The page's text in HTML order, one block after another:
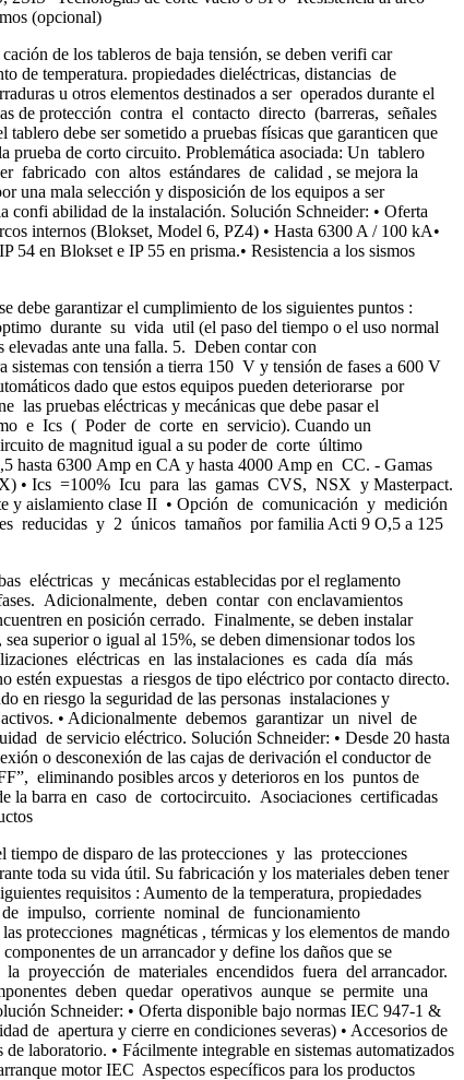
(opcional)
de los tableros de baja tensión, se deben verifi car
temperatura. propiedades dieléctricas, distancias de
u otros elementos destinados a ser operados durante el
de protección contra el contacto directo (barreras, señales
debe ser sometido a pruebas físicas que garanticen que
de corto circuito. Problemática asociada: Un tablero
fabricado con altos estándares de calidad , se mejora la
una mala selección y disposición de los equipos a ser
abilidad de la instalación. Solución Schneider: • Oferta
internos (Blokset, Model 6, PZ4) • Hasta 6300 A / 100 kA•
en Blokset e IP 55 en prisma.• Resistencia a los sismos
debe garantizar el cumplimiento de los siguientes puntos :
durante su vida util (el paso del tiempo o el uso normal
elevadas ante una falla. 5. Deben contar con
con tensión a tierra 150 V y tensión de fases a 600 V
dado que estos equipos pueden deteriorarse por
pruebas eléctricas y mecánicas que debe pasar el
e Ics ( Poder de corte en servicio). Cuando un
de magnitud igual a su poder de corte último
hasta 6300 Amp en CA y hasta 4000 Amp en CC. - Gamas
• Ics =100% Icu para las gamas CVS, NSX y Masterpact.
y aislamiento clase II • Opción de comunicación y medición
reducidas y 2 únicos tamaños por familia Acti 9 O,5 a 125
eléctricas y mecánicas establecidas por el reglamento
Adicionalmente, deben contar con enclavamientos
en posición cerrado. Finalmente, se deben instalar
superior o igual al 15%, se deben dimensionar todos los
eléctricas en las instalaciones es cada día más
expuestas a riesgos de tipo eléctrico por contacto directo.
riesgo la seguridad de las personas instalaciones y
activos. • Adicionalmente debemos garantizar un nivel de
de servicio eléctrico. Solución Schneider: • Desde 20 hasta
o desconexión de las cajas de derivación el conductor de
eliminando posibles arcos y deterioros en los puntos de
la barra en caso de cortocircuito. Asociaciones certificadas
tiempo de disparo de las protecciones y las protecciones
toda su vida útil. Su fabricación y los materiales deben tener
requisitos : Aumento de la temperatura, propiedades
de impulso, corriente nominal de funcionamiento
protecciones magnéticas , térmicas y los elementos de mando
de un arrancador y define los daños que se
la proyección de materiales encendidos fuera del arrancador.
deben quedar operativos aunque se permite una
Schneider: • Oferta disponible bajo normas IEC 947-1 &
de apertura y cierre en condiciones severas) • Accesorios de
laboratorio. • Fácilmente integrable en sistemas automatizados
motor IEC Aspectos específicos para los productos